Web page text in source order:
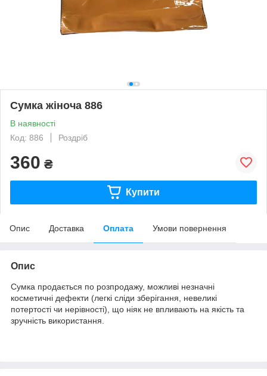
Сумка жіноча 886
В наявності
Код: 886
Роздріб
360 ₴
Купити
Опис Доставка Оплата Умови повернення
Опис
Сумка продається по розпродажу, можливі незначні
косметичні дефекти (легкі сліди зберігання, невеликі
потертості чи нерівності), що ніяк не впливають на якість та
зручність використання.